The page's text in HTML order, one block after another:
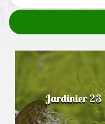
Jardinier 23